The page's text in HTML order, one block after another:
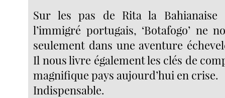
Sur les pas de Rita la Bahianaise
l’immigré portugais, ‘Botafogo’ ne
seulement dans une aventure
Il nous livre également les clés de
magnifique pays aujourd’hui en crise.
Indispensable.